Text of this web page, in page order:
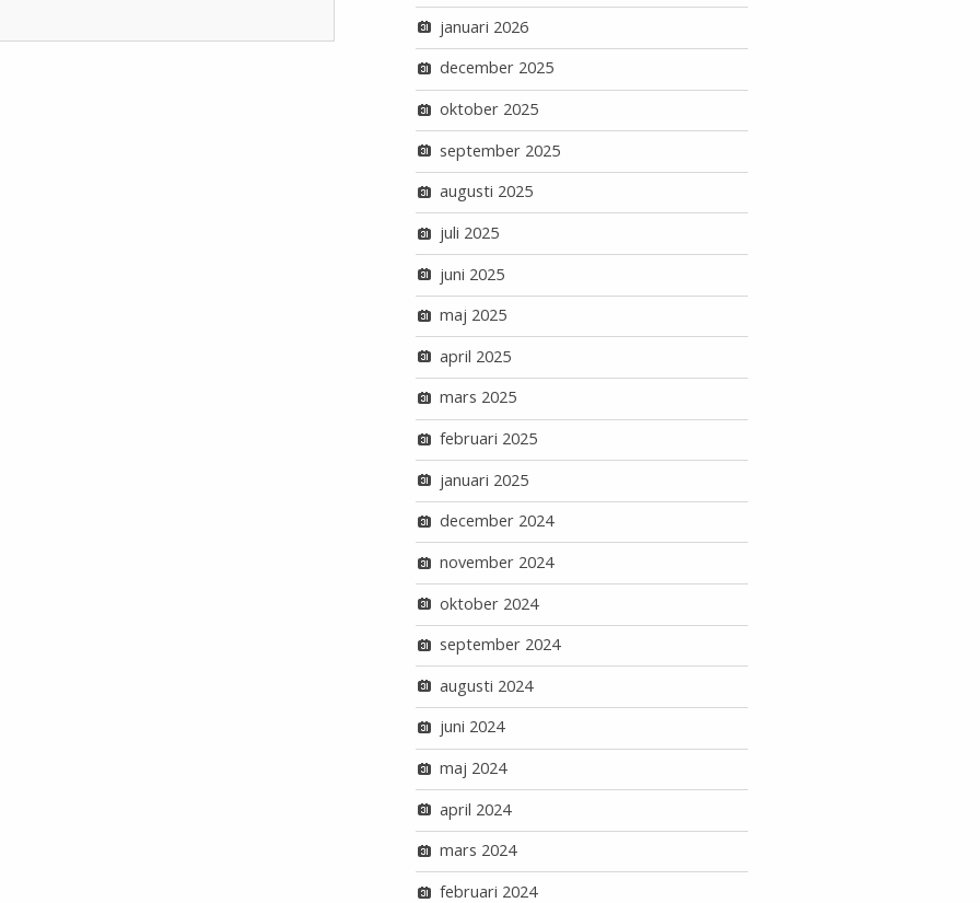
januari 2026
december 2025
oktober 2025
september 2025
augusti 2025
juli 2025
juni 2025
maj 2025
april 2025
mars 2025
februari 2025
januari 2025
december 2024
november 2024
oktober 2024
september 2024
augusti 2024
juni 2024
maj 2024
april 2024
mars 2024
februari 2024